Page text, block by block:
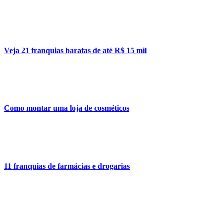
Veja 21 franquias baratas de até R$ 15 mil
Como montar uma loja de cosméticos
11 franquias de farmácias e drogarias